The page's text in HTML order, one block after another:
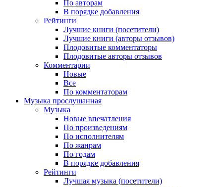
По авторам
В порядке добавления
Рейтинги
Лучшие книги (посетители)
Лучшие книги (авторы отзывов)
Плодовитые комментаторы
Плодовитые авторы отзывов
Комментарии
Новые
Все
По комментаторам
Музыка прослушанная
Музыка
Новые впечатления
По произведениям
По исполнителям
По жанрам
По годам
В порядке добавления
Рейтинги
Лучшая музыка (посетители)